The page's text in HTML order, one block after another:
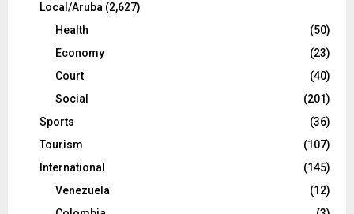
Local/Aruba (2,627)
Health
(50)
Economy
(23)
Court
(40)
Social
(201)
Sports
(36)
Tourism
(107)
International
(145)
Venezuela
(12)